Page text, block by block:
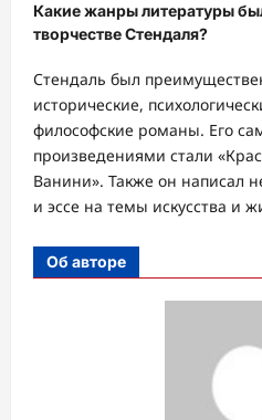
Какие жанры литературы
творчестве Стендаля?
Стендаль был
исторические,
философские романы. Его
произведениями стали
Ванини». Также он написал
и эссе на темы искусства и
Об авторе